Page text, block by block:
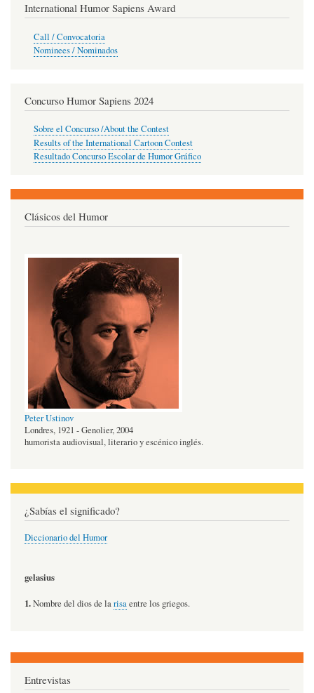
International Humor Sapiens Award
Call / Convocatoria
Nominees / Nominados
Concurso Humor Sapiens 2024
Sobre el Concurso /About the Contest
Results of the International Cartoon Contest
Resultado Concurso Escolar de Humor Gráfico
Clásicos del Humor
Peter Ustinov
Londres, 1921 - Genolier, 2004
humorista audiovisual, literario y escénico inglés.
¿Sabías el significado?
Diccionario del Humor
gelasius
1.Nombre del dios de larisaentre los griegos.
Entrevistas